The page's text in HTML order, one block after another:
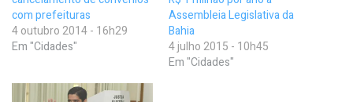
com prefeituras
4 outubro 2014 - 16h29
Em "Cidades"
Assembleia Legislativa da
Bahia
4 julho 2015 - 10h45
Em "Cidades"